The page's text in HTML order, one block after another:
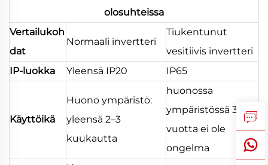
olosuhteissa
Vertailukoh
dat
Normaali invertteri
Tiukentunut
vesitiivis invertteri
IP-luokka
Yleensä IP20 IP65
Käyttöikä
Huono ympäristö:
yleensä 2–3
kuukautta
huonossa
ympäristössä 3–5
vuotta ei ole
ongelma